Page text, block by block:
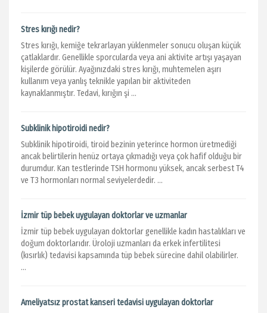
Stres kırığı nedir?
Stres kırığı, kemiğe tekrarlayan yüklenmeler sonucu oluşan küçük
çatlaklardır. Genellikle sporcularda veya ani aktivite artışı yaşayan
kişilerde görülür. Ayağınızdaki stres kırığı, muhtemelen aşırı
kullanım veya yanlış teknikle yapılan bir aktiviteden
kaynaklanmıştır. Tedavi, kırığın şi ...
Subklinik hipotiroidi nedir?
Subklinik hipotiroidi, tiroid bezinin yeterince hormon üretmediği
ancak belirtilerin henüz ortaya çıkmadığı veya çok hafif olduğu bir
durumdur. Kan testlerinde TSH hormonu yüksek, ancak serbest T4
ve T3 hormonları normal seviyelerdedir. ...
İzmir tüp bebek uygulayan doktorlar ve uzmanlar
İzmir tüp bebek uygulayan doktorlar genellikle kadın hastalıkları ve
doğum doktorlarıdır. Üroloji uzmanları da erkek infertilitesi
(kısırlık) tedavisi kapsamında tüp bebek sürecine dahil olabilirler.
...
Ameliyatsız prostat kanseri tedavisi uygulayan doktorlar